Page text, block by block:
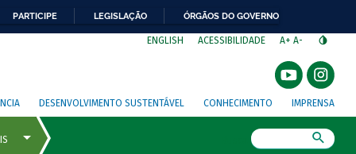
PARTICIPE LEGISLAÇÃO ÓRGÃOS DO GOVERNO
ENGLISH ACESSIBILIDADE A+ A-
DESENVOLVIMENTO SUSTENTÁVEL CONHECIMENTO IMPRENSA